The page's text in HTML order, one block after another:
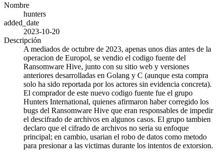
Nombre
hunters
added_date
2023-10-20
Descripción
A mediados de octubre de 2023, apenas unos dias antes de la
operacion de Europol, se vendio el codigo fuente del
Ransomware Hive, junto con su sitio web y versiones
anteriores desarrolladas en Golang y C (aunque esta compra
solo ha sido reportada por los actores sin evidencia concreta).
El comprador de este nuevo codigo fuente fue el grupo
Hunters International, quienes afirmaron haber corregido los
bugs del Ransomware Hive que eran responsables de impedir
el descifrado de archivos en algunos casos. El grupo tambien
declaro que el cifrado de archivos no seria su enfoque
principal; en cambio, usarian el robo de datos como metodo
para presionar a las victimas durante los intentos de extorsion.